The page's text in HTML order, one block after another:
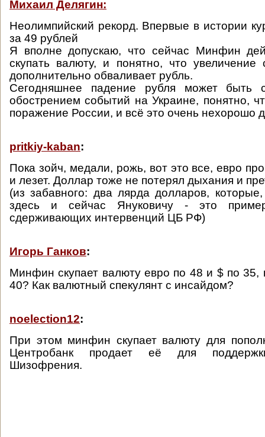
Михаил Делягин:
Неолимпийский рекорд. Впервые в истории
за 49 рублей
Я вполне допускаю, что сейчас Минфин
скупать валюту, и понятно, что
дополнительно обваливает рубль.
Сегодняшнее падение рубля может
обострением событий на Украине, понятно,
поражение России, и всё это очень нехорошо
pritkiy-kaban:
Пока зойч, медали, рожь, вот это все, евро
и лезет. Доллар тоже не потерял дыхания и
(из забавного: два лярда долларов,
здесь и сейчас Януковичу - это
сдерживающих интервенций ЦБ РФ)
Игорь Ганков:
Минфин скупает валюту евро по 48 и $ по 35,
40? Как валютный спекулянт с инсайдом?
noelection12:
При этом минфин скупает валюту для
Центробанк продает её для
Шизофрения.